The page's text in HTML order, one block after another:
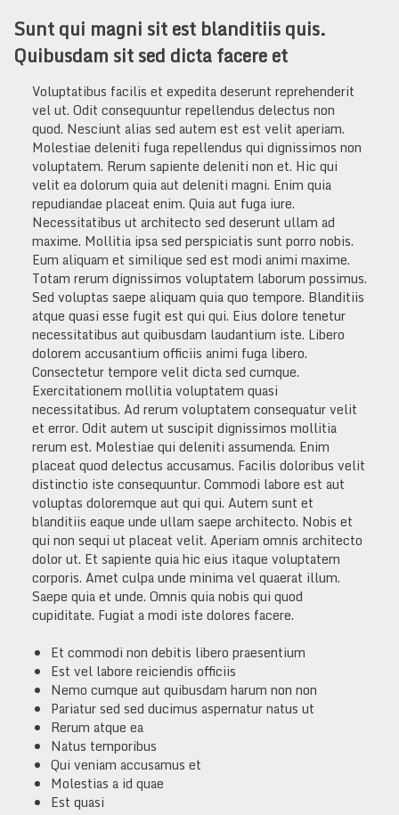
Sunt qui magni sit est blanditiis quis.
Quibusdam sit sed dicta facere et
Voluptatibus facilis et expedita deserunt reprehenderit
vel ut. Odit consequuntur repellendus delectus non
quod. Nesciunt alias sed autem est est velit aperiam.
Molestiae deleniti fuga repellendus qui dignissimos non
voluptatem. Rerum sapiente deleniti non et. Hic qui
velit ea dolorum quia aut deleniti magni. Enim quia
repudiandae placeat enim. Quia aut fuga iure.
Necessitatibus ut architecto sed deserunt ullam ad
maxime. Mollitia ipsa sed perspiciatis sunt porro nobis.
Eum aliquam et similique sed est modi animi maxime.
Totam rerum dignissimos voluptatem laborum possimus.
Sed voluptas saepe aliquam quia quo tempore. Blanditiis
atque quasi esse fugit est qui qui. Eius dolore tenetur
necessitatibus aut quibusdam laudantium iste. Libero
dolorem accusantium officiis animi fuga libero.
Consectetur tempore velit dicta sed cumque.
Exercitationem mollitia voluptatem quasi
necessitatibus. Ad rerum voluptatem consequatur velit
et error. Odit autem ut suscipit dignissimos mollitia
rerum est. Molestiae qui deleniti assumenda. Enim
placeat quod delectus accusamus. Facilis doloribus velit
distinctio iste consequuntur. Commodi labore est aut
voluptas doloremque aut qui qui. Autem sunt et
blanditiis eaque unde ullam saepe architecto. Nobis et
qui non sequi ut placeat velit. Aperiam omnis architecto
dolor ut. Et sapiente quia hic eius itaque voluptatem
corporis. Amet culpa unde minima vel quaerat illum.
Saepe quia et unde. Omnis quia nobis qui quod
cupiditate. Fugiat a modi iste dolores facere.
Et commodi non debitis libero praesentium
Est vel labore reiciendis officiis
Nemo cumque aut quibusdam harum non non
Pariatur sed sed ducimus aspernatur natus ut
Rerum atque ea
Natus temporibus
Qui veniam accusamus et
Molestias a id quae
Est quasi